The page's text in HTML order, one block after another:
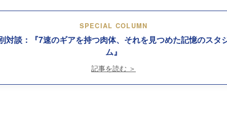
SPECIAL COLUMN
対談：『7速のギアを持つ肉体、それを見つめた記憶のスタ
ム』
記事を読む ＞